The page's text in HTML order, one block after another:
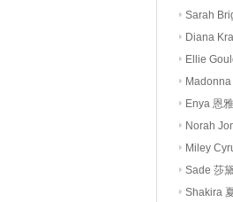
克兰
Sarah
曼Diana
Ellie
Enya 恩雅
Norah
Miley
Sade 莎
Shakira